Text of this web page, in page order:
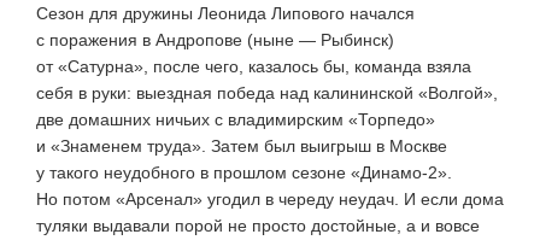
Сезон для дружины Леонида Липового начался
с поражения в Андропове (ныне — Рыбинск)
от «Сатурна», после чего, казалось бы, команда взяла
себя в руки: выездная победа над калининской «Волгой»,
две домашних ничьих с владимирским «Торпедо»
и «Знаменем труда». Затем был выигрыш в Москве
у такого неудобного в прошлом сезоне «Динамо-2»
Но потом «Арсенал» угодил в череду неудач. И если дома
туляки выдавали порой не просто достойные, а и вовсе